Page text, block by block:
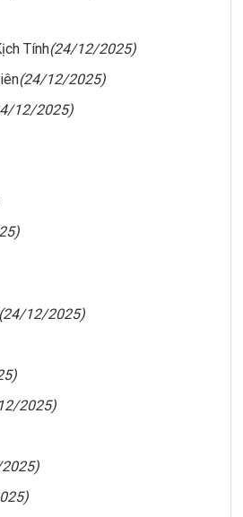
Tính(24/12/2025)
(24/12/2025)
12/2025)
12/2025)
2025)